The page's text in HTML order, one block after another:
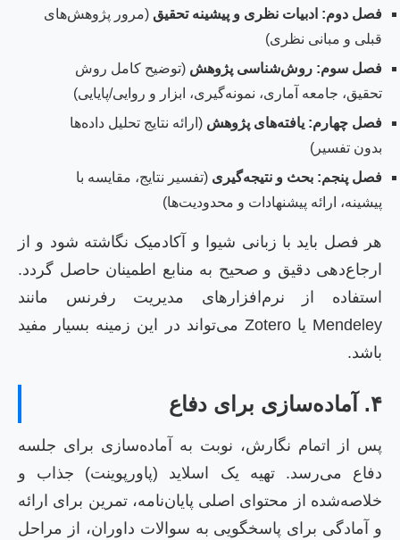
فصل دوم: ادبیات نظری و پیشینه تحقیق (مرور پژوهش‌های
قبلی و مبانی نظری)
فصل سوم: روش‌شناسی پژوهش (توضیح کامل روش
تحقیق، جامعه آماری، نمونه‌گیری، ابزار و روایی/پایایی)
فصل چهارم: یافته‌های پژوهش (ارائه نتایج تحلیل داده‌ها
بدون تفسیر)
فصل پنجم: بحث و نتیجه‌گیری (تفسیر نتایج، مقایسه با
پیشینه، ارائه پیشنهادات و محدودیت‌ها)
هر فصل باید با زبانی شیوا و آکادمیک نگاشته شود و از
ارجاع‌دهی دقیق و صحیح به منابع اطمینان حاصل گردد.
استفاده از نرم‌افزارهای مدیریت رفرنس مانند
Mendeley یا Zotero می‌تواند در این زمینه بسیار مفید
باشد.
۴. آماده‌سازی برای دفاع
پس از اتمام نگارش، نوبت به آماده‌سازی برای جلسه
دفاع می‌رسد. تهیه یک اسلاید (پاورپوینت) جذاب و
خلاصه‌شده از محتوای اصلی پایان‌نامه، تمرین برای ارائه
و آمادگی برای پاسخگویی به سوالات داوران، از مراحل